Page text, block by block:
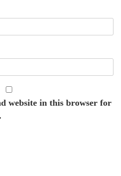
website in this browser for